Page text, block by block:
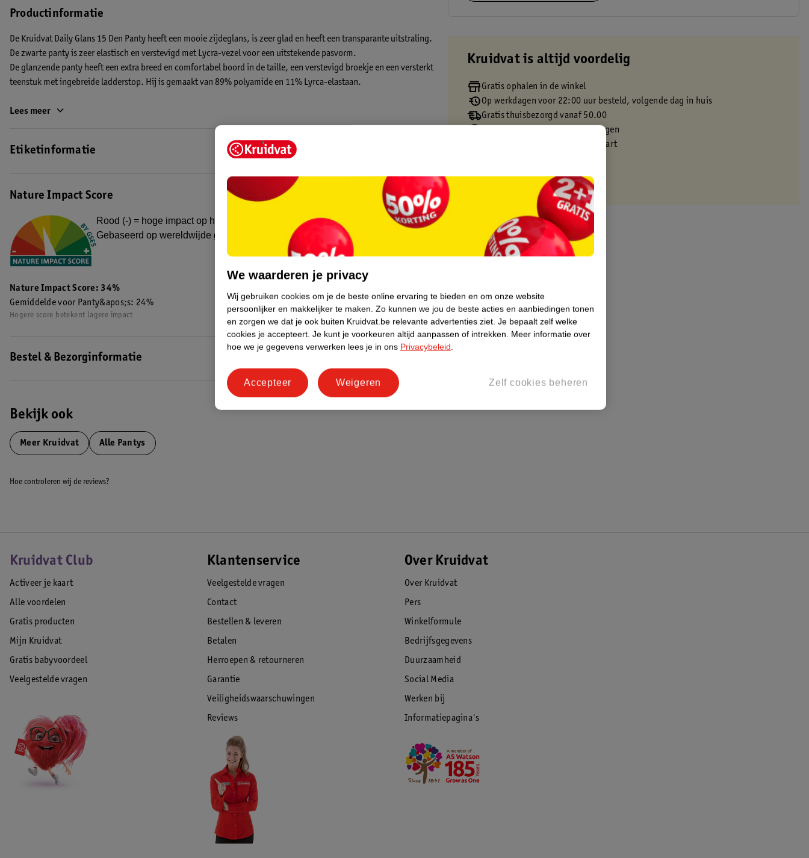
Productinformatie
De Kruidvat Daily Glans 15 Den Panty heeft een mooie zijdeglans, is zeer glad en heeft een transparante uitstraling.
De zwarte panty is zeer elastisch en verstevigd met Lycra-vezel voor een uitstekende pasvorm.
De glanzende panty heeft een extra breed en comfortabel boord in de taille, een verstevigd broekje en een versterkt
teenstuk met ingebreide ladderstop. Hij is gemaakt van 89% polyamide en 11% Lyrca-elastaan.
Wil je weten welke maat je nodig hebt? Bekijk dan deze handige
Lees meer
Etiketinformatie
Nature Impact Score
Rood (-) = hoge impact op het milieu. Groen (+) = lage impact op het milieu.
Gebaseerd op wereldwijde gemiddelden.
Nature Impact Score: 34%
Gemiddelde voor Panty&apos;s: 24%
Hogere score betekent lagere impact
Bestel & Bezorginformatie
Bekijk ook
Meer Kruidvat Alle Pantys
Kruidvat is altijd voordelig
Gratis ophalen in de winkel
Op werkdagen voor 22:00 uur besteld, volgende dag in huis
Gratis thuisbezorgd vanaf 50.00
Gratis retourneren binnen 30 dagen
Gratis punten met je Kruidvat kaart
Hoe controleren wij de reviews?
Kruidvat Club
Activeer je kaart
Alle voordelen
Gratis producten
Mijn Kruidvat
Gratis babyvoordeel
Veelgestelde vragen
Klantenservice
Veelgestelde vragen
Contact
Bestellen & leveren
Betalen
Herroepen & retourneren
Garantie
Veiligheidswaarschuwingen
Reviews
Over Kruidvat
Over Kruidvat
Pers
Winkelformule
Bedrijfsgegevens
Duurzaamheid
Social Media
Werken bij
Informatiepagina's
We waarderen je privacy
Wij gebruiken cookies om je de beste online ervaring te bieden en om onze website
persoonlijker en makkelijker te maken. Zo kunnen we jou de beste acties en aanbiedingen tonen
en zorgen we dat je ook buiten Kruidvat.be relevante advertenties ziet. Je bepaalt zelf welke
cookies je accepteert. Je kunt je voorkeuren altijd aanpassen of intrekken. Meer informatie over
hoe we je gegevens verwerken lees je in ons Privacybeleid.
Zelf cookies beheren
Weigeren
Accepteer